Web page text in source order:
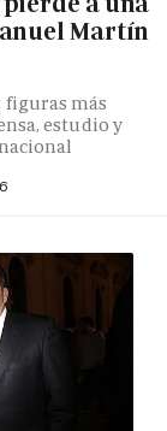
Martín
figuras más
estudio y